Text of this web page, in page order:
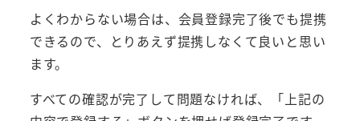
よくわからない場合は、会員登録完了後でも提携
できるので、とりあえず提携しなくて良いと思い
ます。
すべての確認が完了して問題なければ、「上記の